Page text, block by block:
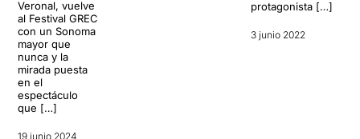
Veronal, vuelve
al Festival GREC
con un Sonoma
mayor que
nunca y la
mirada puesta
en el
espectáculo
que […]
19 junio 2024
protagonista […]
3 junio 2022